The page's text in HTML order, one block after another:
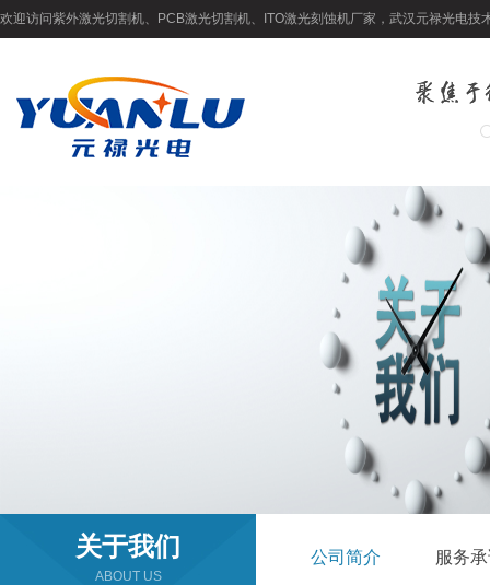
欢迎访问紫外激光切割机、PCB激光切割机、ITO激光刻蚀机厂家，武汉元禄光电技
关于我们
ABOUT US
公司简介 服务